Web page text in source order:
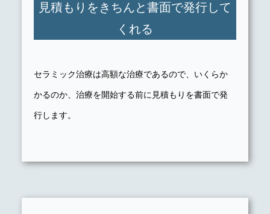
見積もりをきちんと書面で発行して
くれる
セラミック治療は高額な治療であるので、いくらか
かるのか、治療を開始する前に見積もりを書面で発
行します。